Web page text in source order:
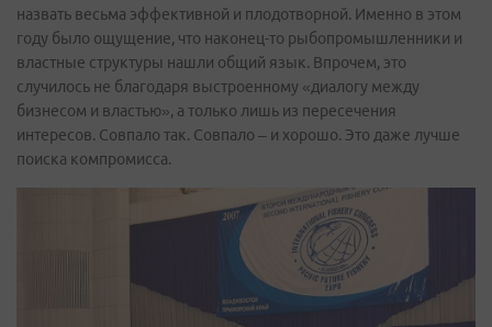
назвать весьма эффективной и плодотворной. Именно в этом
году было ощущение, что наконец-то рыбопромышленники и
властные структуры нашли общий язык. Впрочем, это
случилось не благодаря выстроенному «диалогу между
бизнесом и властью», а только лишь из пересечения
интересов. Совпало так. Совпало – и хорошо. Это даже лучше
поиска компромисса.